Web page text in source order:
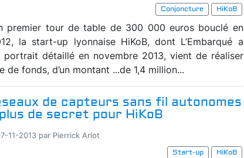
Conjoncture
HiKoB
premier tour de table de 300 000 euros bouclé en
la start-up lyonnaise HiKoB, dont L’Embarqué a
portrait détaillé en novembre 2013, vient de réaliser
de fonds, d’un montant ...de 1,4 million...
de capteurs sans fil autonomes
de secret pour HiKoB
11-2013 par Pierrick Arlot
Start-up
HiKoB